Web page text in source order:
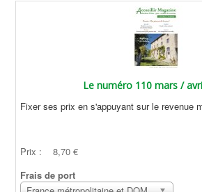
Le numéro 110 mars /
Fixer ses prix en s'appuyant sur le revenue
Prix :
8,70 €
Frais de port